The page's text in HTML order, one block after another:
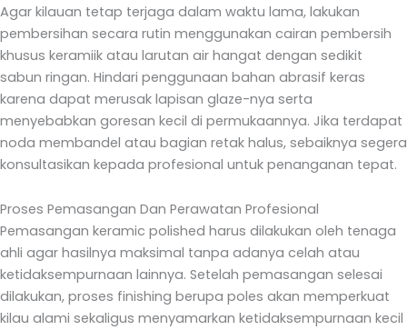
Agar kilauan tetap terjaga dalam waktu lama, lakukan
pembersihan secara rutin menggunakan cairan pembersih
khusus keramiik atau larutan air hangat dengan sedikit
sabun ringan. Hindari penggunaan bahan abrasif keras
karena dapat merusak lapisan glaze-nya serta
menyebabkan goresan kecil di permukaannya. Jika terdapat
noda membandel atau bagian retak halus, sebaiknya segera
konsultasikan kepada profesional untuk penanganan tepat.
Proses Pemasangan Dan Perawatan Profesional
Pemasangan keramic polished harus dilakukan oleh tenaga
ahli agar hasilnya maksimal tanpa adanya celah atau
ketidaksempurnaan lainnya. Setelah pemasangan selesai
dilakukan, proses finishing berupa poles akan memperkuat
kilau alami sekaligus menyamarkan ketidaksempurnaan kecil